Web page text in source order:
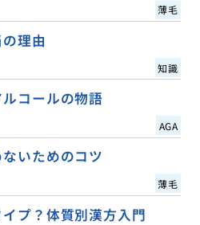
薄毛
理由
知識
コールの物語
AGA
いためのコツ
薄毛
プ？体質別漢方入門